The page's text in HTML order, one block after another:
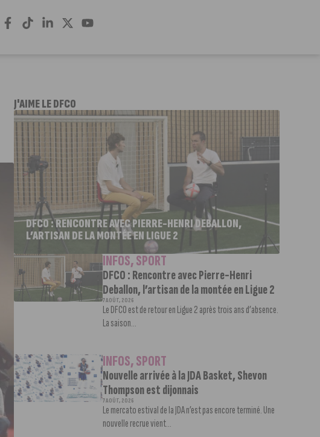
J'AIME LE DFCO
DFCO : RENCONTRE AVEC PIERRE-HENRI DEBALLON,
L’ARTISAN DE LA MONTÉE EN LIGUE 2
INFOS,SPORT
DFCO : Rencontre avec Pierre-Henri
Deballon, l’artisan de la montée en Ligue 2
7 AOÛT, 2026
Le DFCO est de retour en Ligue 2 après trois ans d’absence.
La saison...
INFOS,SPORT
Nouvelle arrivée à la JDA Basket, Shevon
Thompson est dijonnais
7 AOÛT, 2026
Le mercato estival de la JDA n’est pas encore terminé. Une
nouvelle recrue vient...